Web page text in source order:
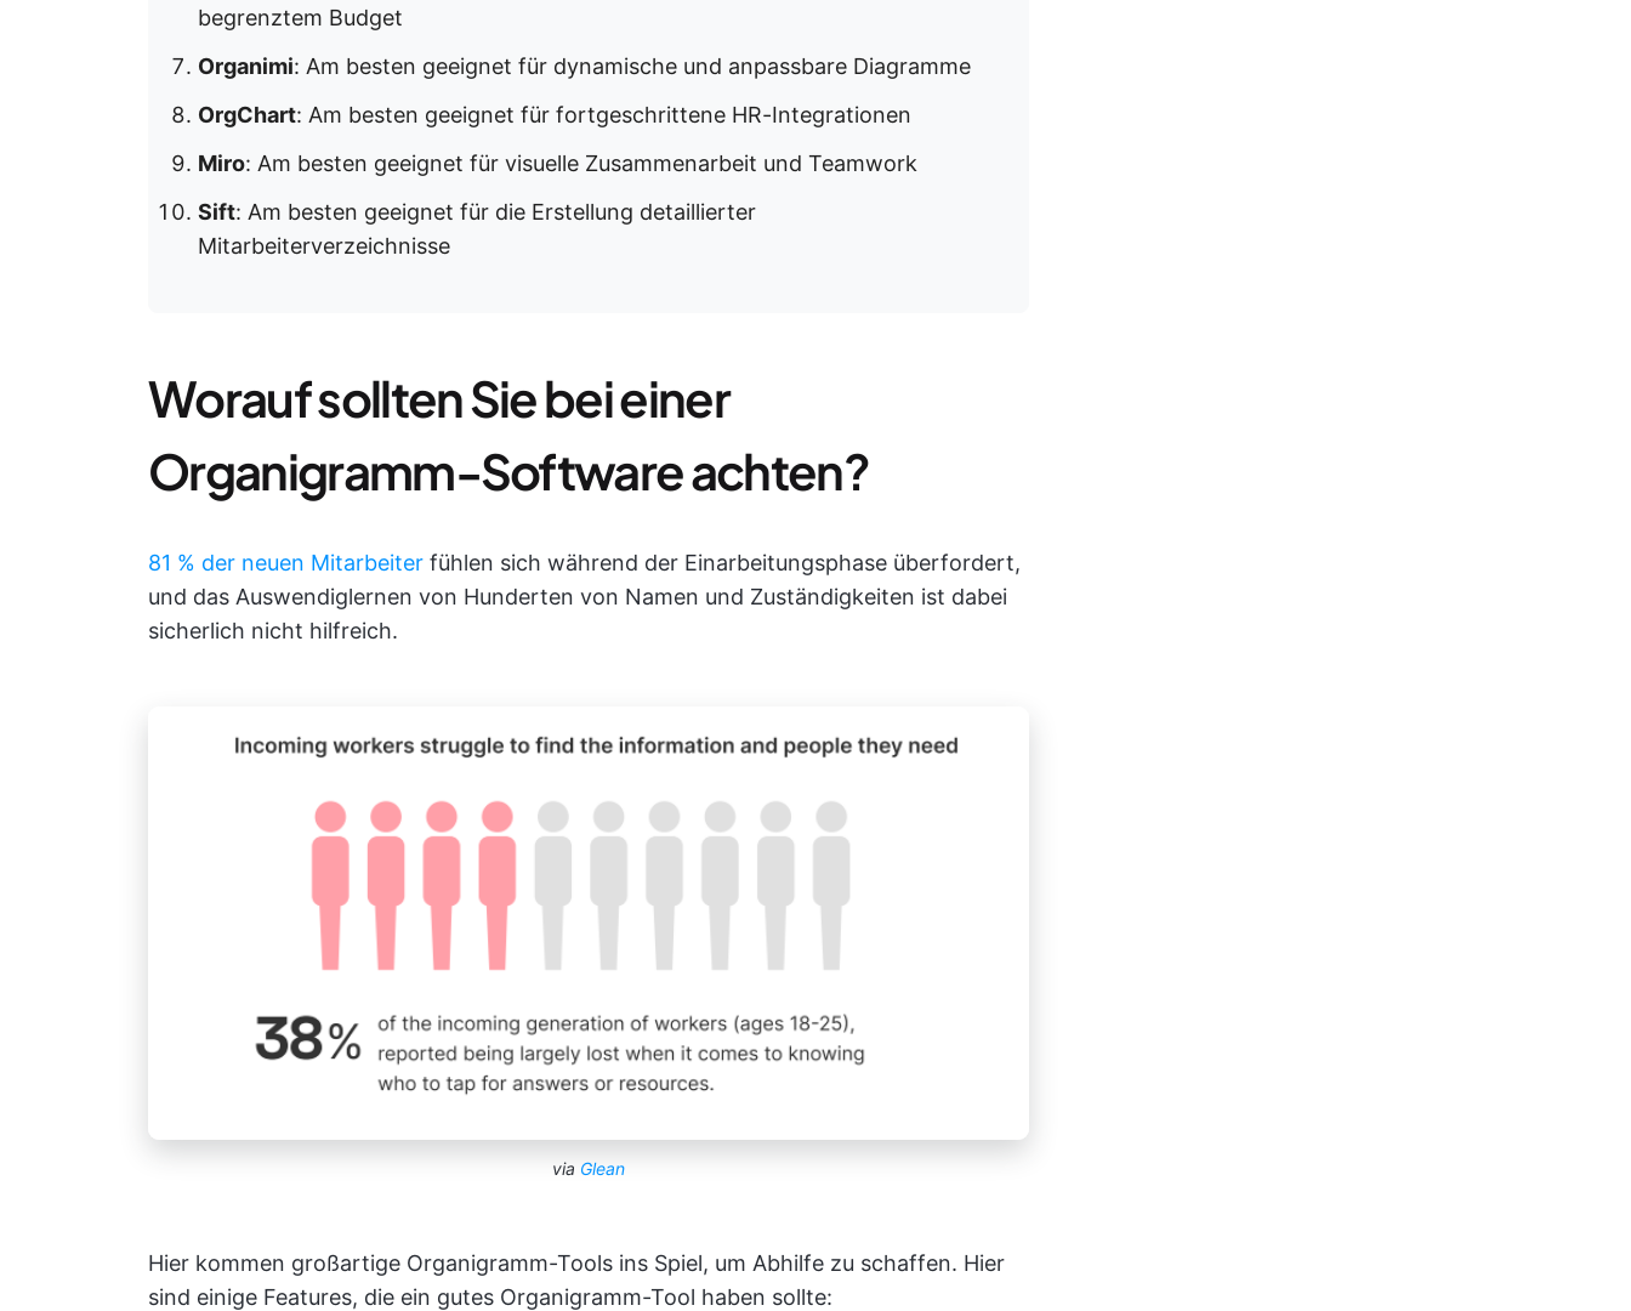
begrenztem Budget
Organimi: Am besten geeignet für dynamische und anpassbare Diagramme
OrgChart: Am besten geeignet für fortgeschrittene HR-Integrationen
Miro: Am besten geeignet für visuelle Zusammenarbeit und Teamwork
Sift: Am besten geeignet für die Erstellung detaillierter
Mitarbeiterverzeichnisse
Worauf sollten Sie bei einer
Organigramm-Software achten?
81 % der neuen Mitarbeiter fühlen sich während der Einarbeitungsphase überfordert,
und das Auswendiglernen von Hunderten von Namen und Zuständigkeiten ist dabei
sicherlich nicht hilfreich.
via Glean
Hier kommen großartige Organigramm-Tools ins Spiel, um Abhilfe zu schaffen. Hier
sind einige Features, die ein gutes Organigramm-Tool haben sollte: